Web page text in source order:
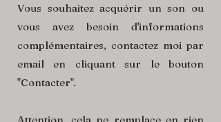
Vous souhaitez acquérir un son ou
vous avez besoin d'informations
complémentaires, contactez moi par
email en cliquant sur le bouton
"Contacter".
Attention, cela ne remplace en rien